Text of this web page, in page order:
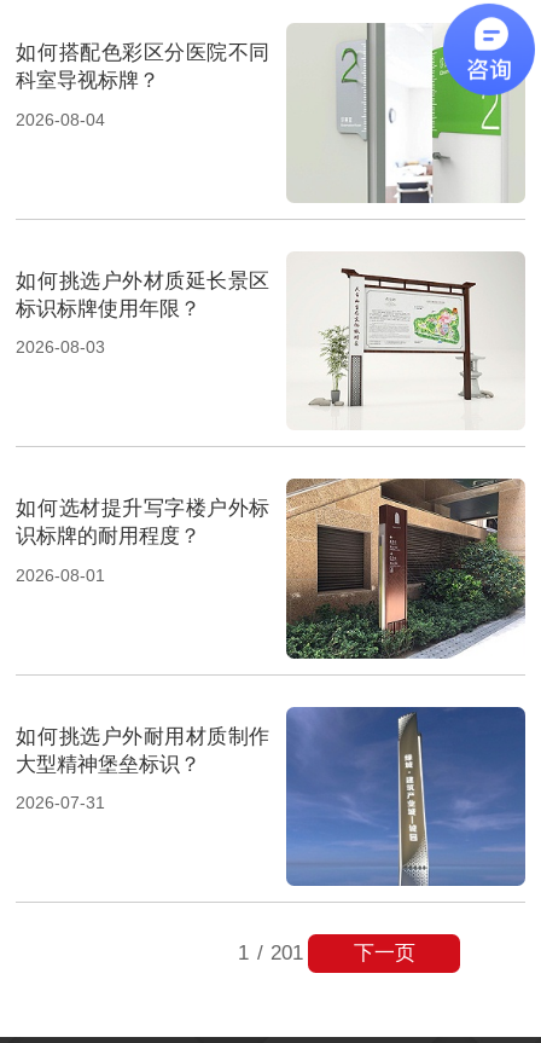
如何搭配色彩区分医院不同
科室导视标牌？
2026-08-04
如何挑选户外材质延长景区
标识标牌使用年限？
2026-08-03
如何选材提升写字楼户外标
识标牌的耐用程度？
2026-08-01
如何挑选户外耐用材质制作
大型精神堡垒标识？
2026-07-31
1 / 201 下一页